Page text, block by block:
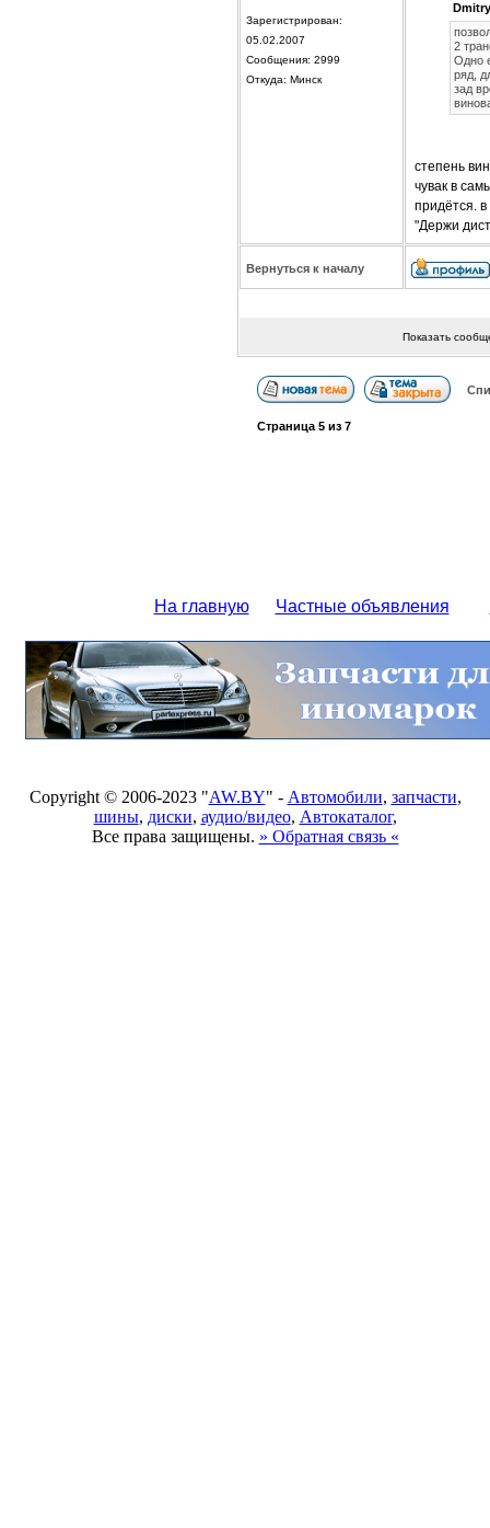
Зарегистрирован:
05.02.2007
Сообщения: 2999
Откуда: Минск
2
Одно
ряд,
зад
степень
чувак в
придётся.
"Держи
Вернуться к началу
Показать
Страница 5из 7
На главную Частные объявления
Copyright © 2006-2023 "AW.BY" - Автомобили, запчасти,
шины, диски, аудио/видео, Автокаталог,
Все права защищены. » Обратная связь «